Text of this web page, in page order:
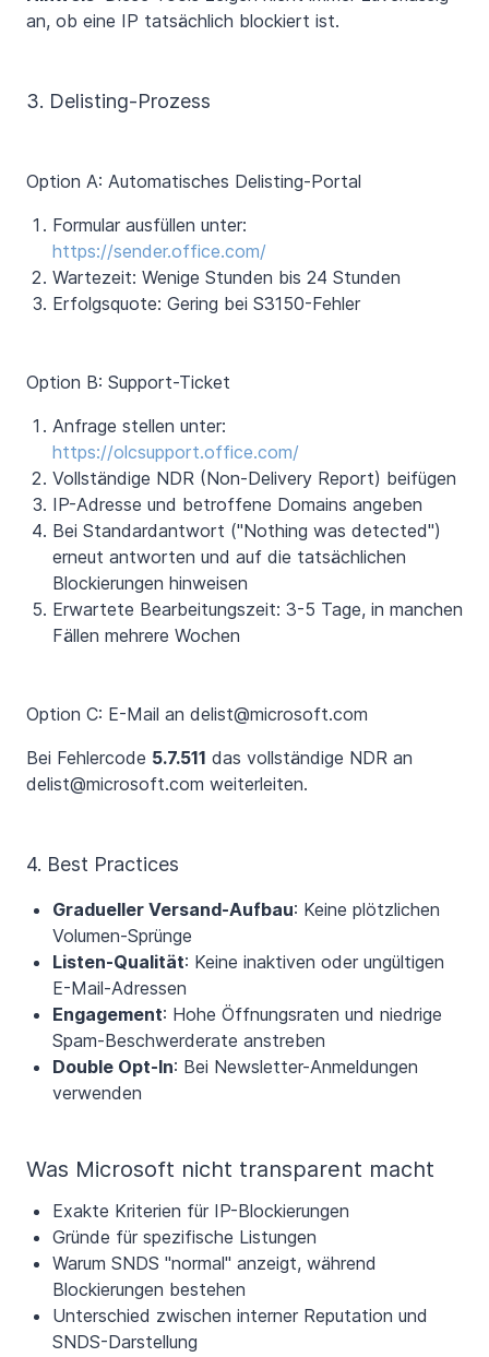
an, ob eine IP tatsächlich blockiert ist.
3. Delisting-Prozess
Option A: Automatisches Delisting-Portal
Formular ausfüllen unter:
https://sender.office.com/
Wartezeit: Wenige Stunden bis 24 Stunden
Erfolgsquote: Gering bei S3150-Fehler
Option B: Support-Ticket
Anfrage stellen unter:
https://olcsupport.office.com/
Vollständige NDR (Non-Delivery Report) beifügen
IP-Adresse und betroffene Domains angeben
Bei Standardantwort ("Nothing was detected")
erneut antworten und auf die tatsächlichen
Blockierungen hinweisen
Erwartete Bearbeitungszeit: 3-5 Tage, in manchen
Fällen mehrere Wochen
Option C: E-Mail an delist@microsoft.com
Bei Fehlercode 5.7.511 das vollständige NDR an
delist@microsoft.com weiterleiten.
4. Best Practices
Gradueller Versand-Aufbau: Keine plötzlichen
Volumen-Sprünge
Listen-Qualität: Keine inaktiven oder ungültigen
E-Mail-Adressen
Engagement: Hohe Öffnungsraten und niedrige
Spam-Beschwerderate anstreben
Double Opt-In: Bei Newsletter-Anmeldungen
verwenden
Was Microsoft nicht transparent macht
Exakte Kriterien für IP-Blockierungen
Gründe für spezifische Listungen
Warum SNDS "normal" anzeigt, während
Blockierungen bestehen
Unterschied zwischen interner Reputation und
SNDS-Darstellung